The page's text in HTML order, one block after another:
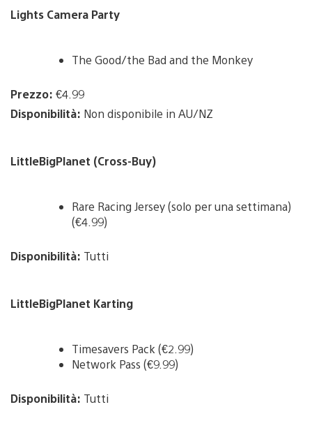
Lights Camera Party
The Good/the Bad and the Monkey
Prezzo: €4.99
Disponibilità: Non disponibile in AU/NZ
LittleBigPlanet (Cross-Buy)
Rare Racing Jersey (solo per una settimana)
(€4.99)
Disponibilità: Tutti
LittleBigPlanet Karting
Timesavers Pack (€2.99)
Network Pass (€9.99)
Disponibilità: Tutti